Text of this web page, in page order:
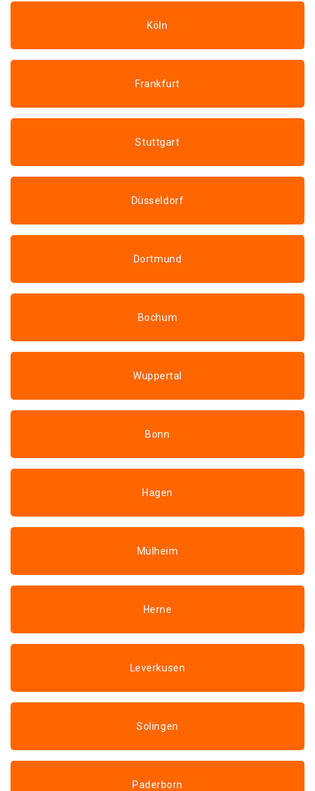
Köln
Frankfurt
Stuttgart
Düsseldorf
Dortmund
Bochum
Wuppertal
Bonn
Hagen
Mülheim
Herne
Leverkusen
Solingen
Paderborn